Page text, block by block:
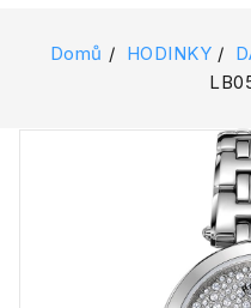
Domů HODINKY